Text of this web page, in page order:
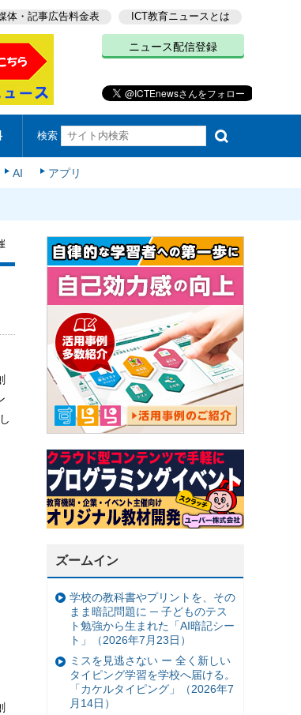
体・記事広告料金表 ICT教育ニュースとは
ニュース配信登録
検索
AI アプリ
ズームイン
学校の教科書やプリントを、その
まま暗記問題に ─ 子どものテス
ト勉強から生まれた「AI暗記シー
ト」（2026年7月23日）
ミスを見逃さない ー 全く新しい
タイピング学習を学校へ届ける。
「カケルタイピング」（2026年7
月14日）